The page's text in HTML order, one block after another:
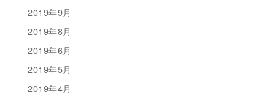
2019年9月
2019年8月
2019年6月
2019年5月
2019年4月